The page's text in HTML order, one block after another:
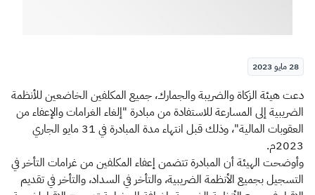
28 مايو 2023
​​​دعت هيئة الزكاة والضريبة والجمارك، جميع المكلفين الخاضعين للأنظمة
الضريبية إلى المسارعة للاستفادة من مبادرة "إلغاء الغرامات والإعفاء من
العقوبات المالية"، وذلك قبل انتهاء مدة المبادرة في 31 مايو الجاري
2023م.
وأوضحت الهيئة أن المبادرة تتضمن إعفاء المكلفين من غرامات التأخر في
التسجيل بجميع الأنظمة الضريبية، والتأخر في السداد، والتأخر في تقديم